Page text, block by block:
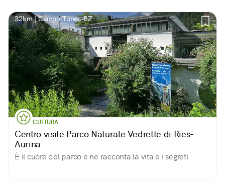
32km | Campo Tures, BZ
CULTURA
Centro visite Parco Naturale Vedrette di Ries-
Aurina
È il cuore del parco e ne racconta la vita e i segreti